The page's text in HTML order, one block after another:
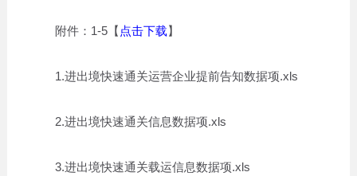
附件：1-5【 点击下载】
1.进出境快速通关运营企业提前告知数据项.xls
2.进出境快速通关信息数据项.xls
3.进出境快速通关载运信息数据项.xls